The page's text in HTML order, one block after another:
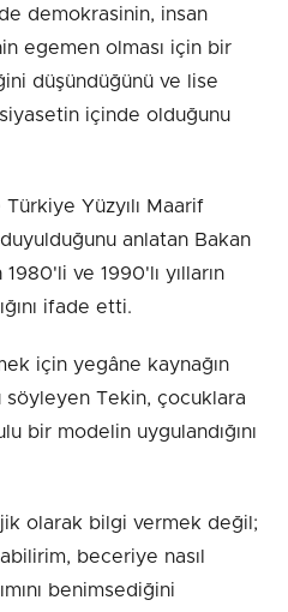
demokrasinin, insan
egemen olması için bir
düşündüğünü ve lise
içinde olduğunu
Yüzyılı Maarif
anlatan Bakan
ve 1990'lı yılların
ifade etti.
için yegâne kaynağın
Tekin, çocuklara
bir modelin uygulandığını
olarak bilgi vermek değil;
beceriye nasıl
benimsediğini